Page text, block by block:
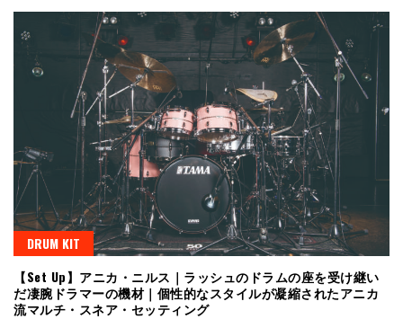
DRUM KIT
【Set Up】アニカ・ニルス｜ラッシュのドラムの座を受け継い
だ凄腕ドラマーの機材｜個性的なスタイルが凝縮されたアニカ
流マルチ・スネア・セッティング